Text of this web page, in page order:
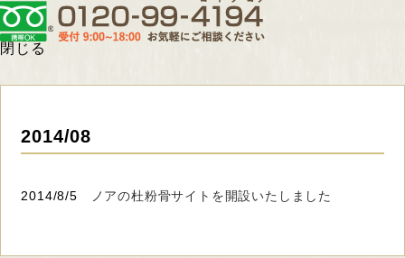
閉じる
2014/08
2014/8/5 ノアの杜粉骨サイトを開設いたしました